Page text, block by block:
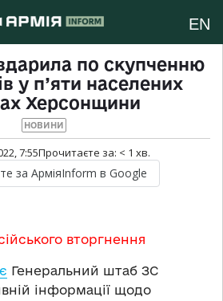
EN
по скупченню
у п’яти населених
Херсонщини
НОВИНИ
7:55Прочитаєте за: < 1 хв.
за АрміяInform в Google
вторгнення
Генеральний штаб ЗС
інформації щодо